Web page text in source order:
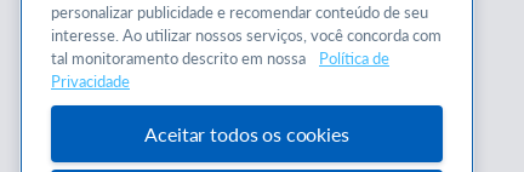
Cursos
Consultorias
Moveleiro
Saúde
Mercopar
personalizar publicidade e recomendar conteúdo de seu
interesse. Ao utilizar nossos serviços, você concorda com
tal monitoramento descrito em nossa
Política de
Privacidade
Aceitar todos os cookies